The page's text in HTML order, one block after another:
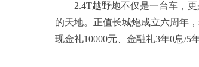
2.4T越野炮不仅是一台车，
的天地。正值长城炮成立六周年
现金礼10000元、金融礼3年0息/5